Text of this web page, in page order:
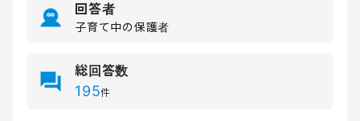
回答者
子育て中の保護者
総回答数
195件